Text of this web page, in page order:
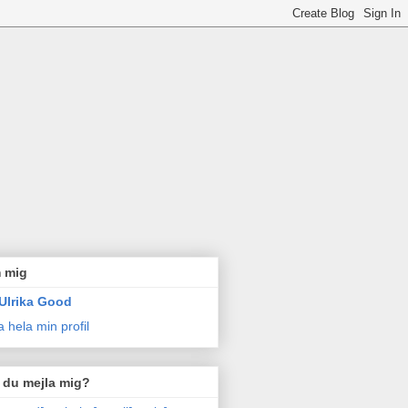
mig
Good
hela min profil
mejla mig?